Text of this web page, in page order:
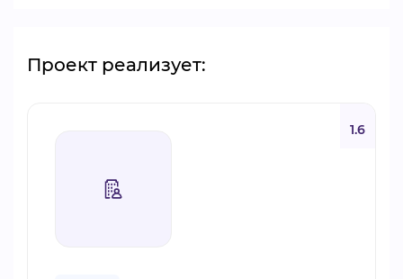
Проект реализует:
1.6